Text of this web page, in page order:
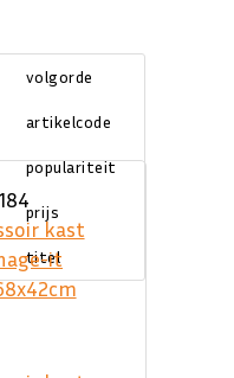
volgorde
artikelcode
populariteit
prijs
titel
184